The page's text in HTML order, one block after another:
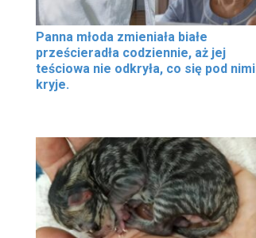
Panna młoda zmieniała białe
prześcieradła codziennie, aż jej
teściowa nie odkryła, co się pod nimi
kryje.